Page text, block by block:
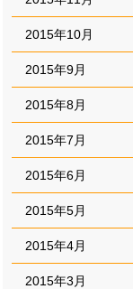
2015年10月
2015年9月
2015年8月
2015年7月
2015年6月
2015年5月
2015年4月
2015年3月